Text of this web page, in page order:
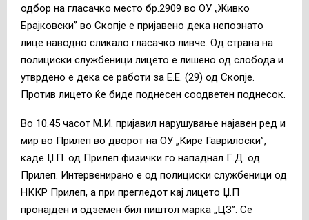
одбор на гласачко место бр.2909 во ОУ „Живко
Брајковски” во Скопје е пријавено дека непознато
лице наводно сликало гласачко ливче. Од страна на
полициски службеници лицето е лишено од слобода и
утврдено е дека се работи за Е.Е. (29) од Скопје.
Против лицето ќе биде поднесен соодветен поднесок.
Во 10.45 часот М.И. пријавил нарушување најавен ред и
мир во Прилеп во дворот на ОУ „Кире Гаврилоски”,
каде Џ.П. од Прилеп физички го нападнал Г.Д. од
Прилеп. Интервенирано е од полициски службеници од
НККР Прилеп, а при прегледот кај лицето Џ.П
пронајден и одземен бил пиштол марка „ЦЗ”. Се